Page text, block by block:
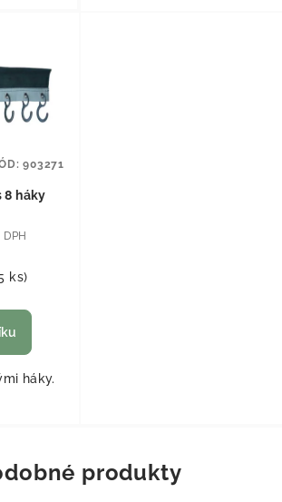
8 háky
ks)
háky.
903271
produkty